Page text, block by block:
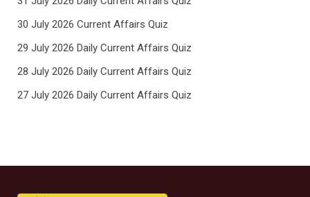
30 July 2026 Current Affairs Quiz
29 July 2026 Daily Current Affairs Quiz
28 July 2026 Daily Current Affairs Quiz
27 July 2026 Daily Current Affairs Quiz